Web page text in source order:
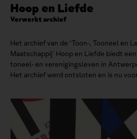
Hoop en Liefde
Verwerkt archief
Het archief van de ‘Toon-, Tooneel en
Maatschappij’ Hoop en Liefde biedt
toneel- en verenigingsleven in
Het archief werd ontsloten en is nu